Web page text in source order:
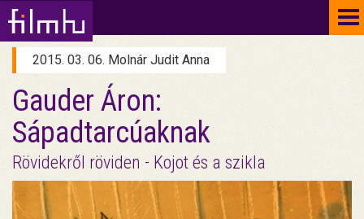
2015. 03. 06. Molnár Judit Anna
Gauder Áron:
Sápadtarcúaknak
Rövidekről röviden - Kojot és a szikla